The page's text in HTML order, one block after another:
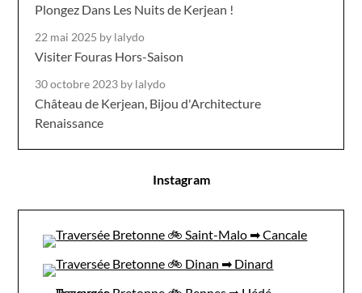
Plongez Dans Les Nuits de Kerjean !
22 mai 2025 by lalydo
Visiter Fouras Hors-Saison
30 octobre 2023 by lalydo
Château de Kerjean, Bijou d'Architecture
Renaissance
Instagram